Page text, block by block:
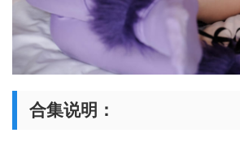
合集说明：